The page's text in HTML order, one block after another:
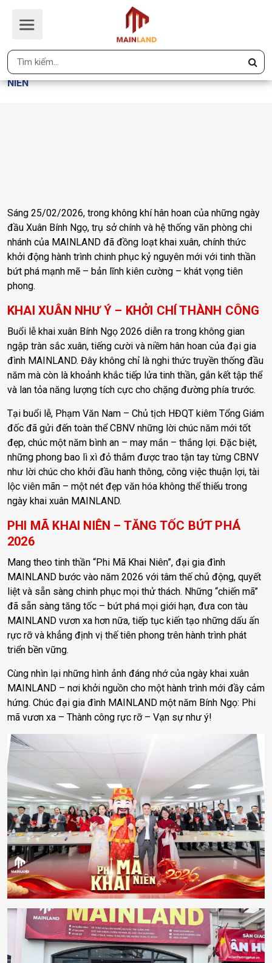
MAINLAND KHAI XUÂN BÍNH NGỌ
2026: PHI MÃ KHAI NIÊN
Trang Chủ
MAINLAND KHAI XUÂN BÍNH NGỌ 2026: PHI MÃ KHAI
NIÊN
Sáng 25/02/2026, trong không khí hân hoan của những ngày
đầu Xuân Bính Ngọ, trụ sở chính và hệ thống văn phòng chi
nhánh của MAINLAND đã đồng loạt khai xuân, chính thức
khởi động hành trình chinh phục kỷ nguyên mới với tinh thần
bứt phá mạnh mẽ – bản lĩnh kiên cường – khát vọng tiên
phong.
KHAI XUÂN NHƯ Ý – KHỞI CHÍ THÀNH CÔNG
Buổi lễ khai xuân Bính Ngọ 2026 diễn ra trong không gian
ngập tràn sắc xuân, tiếng cười và niềm hân hoan của đại gia
đình MAINLAND. Đây không chỉ là nghi thức truyền thống đầu
năm mà còn là khoảnh khắc tiếp lửa tinh thần, gắn kết tập thể
và lan tỏa năng lượng tích cực cho chặng đường phía trước.
Tại buổi lễ, Phạm Văn Nam – Chủ tịch HĐQT kiêm Tổng Giám
đốc đã gửi đến toàn thể CBNV những lời chúc năm mới tốt
đẹp, chúc một năm bình an – may mắn – thắng lợi. Đặc biệt,
những phong bao lì xì đỏ thắm được trao tận tay từng CBNV
như lời chúc cho khởi đầu hanh thông, công việc thuận lợi, tài
lộc viên mãn – một nét đẹp văn hóa không thể thiếu trong
ngày khai xuân MAINLAND.
PHI MÃ KHAI NIÊN – TĂNG TỐC BỨT PHÁ
2026
Mang theo tinh thần “Phi Mã Khai Niên”, đại gia đình
MAINLAND bước vào năm 2026 với tâm thế chủ động, quyết
liệt và sẵn sàng chinh phục mọi thử thách. Những “chiến mã”
đã sẵn sàng tăng tốc – bứt phá mọi giới hạn, đưa con tàu
MAINLAND vươn xa hơn nữa, tiếp tục kiến tạo những dấu ấn
rực rỡ và khẳng định vị thế tiên phong trên hành trình phát
triển bền vững.
Cùng nhìn lại những hình ảnh đáng nhớ của ngày khai xuân
MAINLAND – nơi khởi nguồn cho một hành trình mới đầy cảm
hứng. Chúc đại gia đình MAINLAND một năm Bính Ngọ: Phi
mã vươn xa – Thành công rực rỡ – Vạn sự như ý!